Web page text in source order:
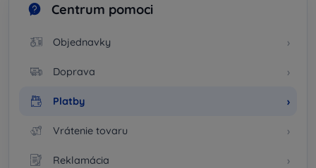
Centrum pomoci
Objednavky
Doprava
Platby
Vrátenie tovaru
Reklamácia